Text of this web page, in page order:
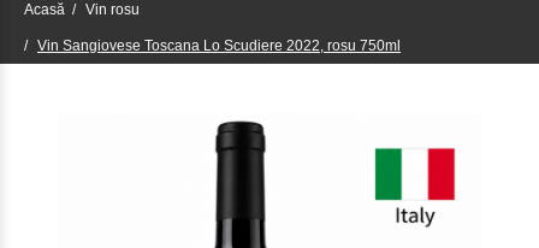
Acasă Vin rosu
Vin Sangiovese Toscana Lo Scudiere 2022, rosu 750ml